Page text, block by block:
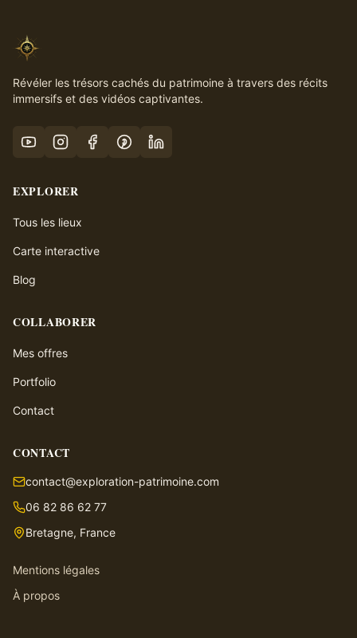
Révéler les trésors cachés du patrimoine à travers des récits
immersifs et des vidéos captivantes.
EXPLORER
Tous les lieux
Carte interactive
Blog
COLLABORER
Mes offres
Portfolio
Contact
CONTACT
contact@exploration-patrimoine.com
06 82 86 62 77
Bretagne, France
Mentions légales
À propos